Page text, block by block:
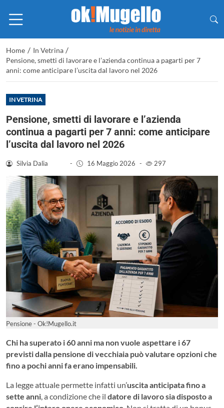
Home / In Vetrina /
Pensione, smetti di lavorare e l’azienda continua a pagarti per 7
anni: come anticipare l’uscita dal lavoro nel 2026
IN VETRINA
Pensione, smetti di lavorare e l’azienda
continua a pagarti per 7 anni: come anticipare
l’uscita dal lavoro nel 2026
Silvia Dalia - 16 Maggio 2026 - 297
Pensione - Ok!Mugello.it
Chi ha superato i 60 anni ma non vuole aspettare i 67
previsti dalla pensione di vecchiaia può valutare opzioni che
fino a pochi anni fa erano impensabili.
La legge attuale permette infatti un’uscita anticipata fino a
sette anni , a condizione che il datore di lavoro sia disposto a